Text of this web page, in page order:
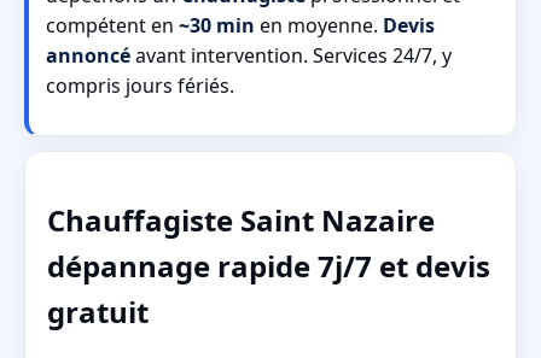
compétent en ~30 min en moyenne. Devis
annoncéavant intervention. Services 24/7, y
compris jours fériés.
Chauffagiste Saint Nazaire
dépannage rapide 7j/7 et devis
gratuit